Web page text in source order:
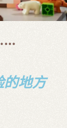
地方